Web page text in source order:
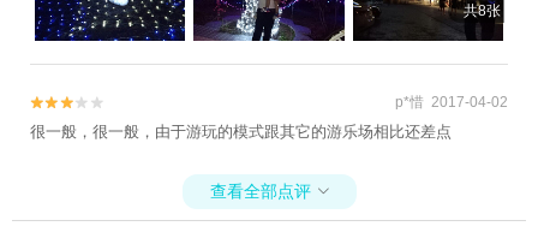
共8张

 p*惜 2017-04-02
很一般，很一般，由于游玩的模式跟其它的游乐场相比还差点
查看全部点评 